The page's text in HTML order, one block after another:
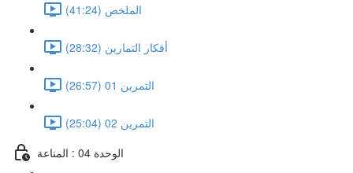
الملخص (41:24)
أفكار التمارين (28:32)
التمرين 01 (26:57)
التمرين 02 (25:04)
الوحدة 04 : المناعة